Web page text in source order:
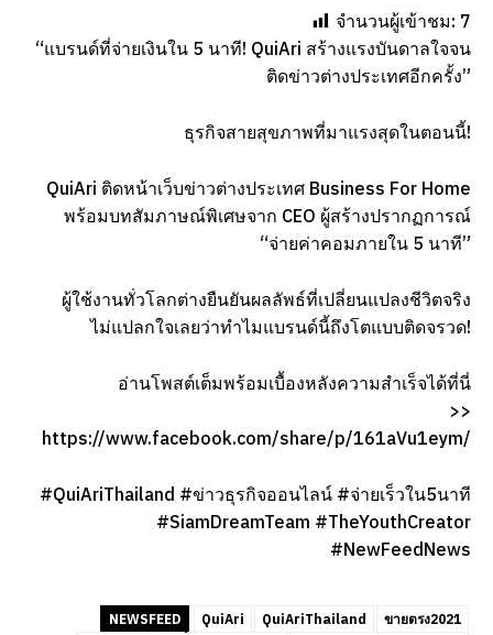
จำนวนผู้เข้าชม: 7
“แบรนด์ที่จ่ายเงินใน 5 นาที! QuiAri สร้างแรงบันดาลใจจน
ติดข่าวต่างประเทศอีกครั้ง”
ธุรกิจสายสุขภาพที่มาแรงสุดในตอนนี้!
QuiAri ติดหน้าเว็บข่าวต่างประเทศ Business For Home
พร้อมบทสัมภาษณ์พิเศษจาก CEO ผู้สร้างปรากฏการณ์
“จ่ายค่าคอมภายใน 5 นาที”
ผู้ใช้งานทั่วโลกต่างยืนยันผลลัพธ์ที่เปลี่ยนแปลงชีวิตจริง
ไม่แปลกใจเลยว่าทำไมแบรนด์นี้ถึงโตแบบติดจรวด!
อ่านโพสต์เต็มพร้อมเบื้องหลังความสำเร็จได้ที่นี่
>>
https://www.facebook.com/share/p/161aVu1eym/
#QuiAriThailand #ข่าวธุรกิจออนไลน์ #จ่ายเร็วใน5นาที
#SiamDreamTeam #TheYouthCreator
#NewFeedNews
NEWSFEED QuiAri QuiAriThailand
ขายตรง2021